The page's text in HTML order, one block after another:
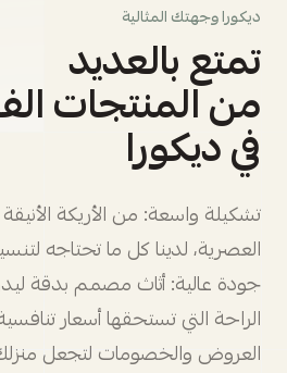
ديكورا وجهتك المثالية
تمتع بالعديد
من المنتجات
في ديكورا
تشكيلة واسعة: من الأريكة
العصرية، لدينا كل ما تحتاجه
جودة عالية: أثاث مصمم بدقة
الراحة التي تستحقها أسعار
العروض والخصومات لتجعل منزلك